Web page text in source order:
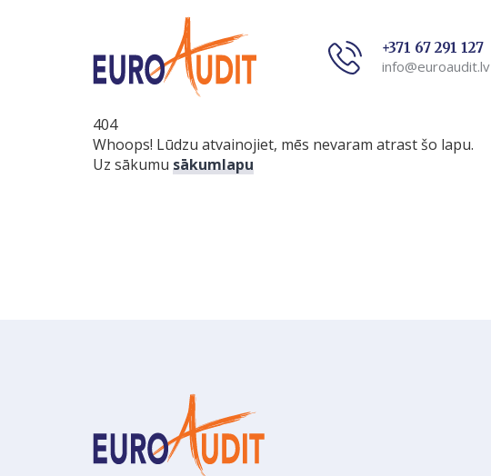
+371 67 291 127
info@euroaudit.lv
404
Whoops! Lūdzu atvainojiet, mēs nevaram atrast šo lapu.
Uz sākumu sākumlapu